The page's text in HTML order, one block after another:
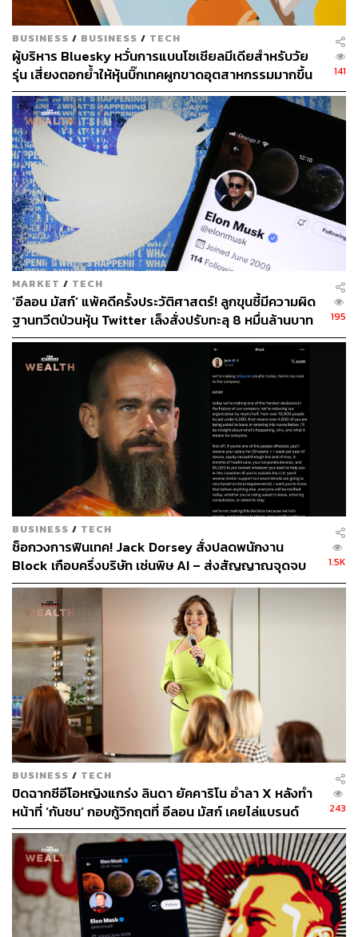
เมื่อเร็วๆ นี้ อาร์วินเดอร์ กุจรัล กรรมการผู้จัดการประจำ
ภูมิภาคเอเชียตะวันออกเฉียงใต้ ทวิตเตอร์ (Twitter) เคยให้
สัมภาษณ์กับ THE STANDARD WEALTH และรายการ THE
SECRET SAUCE (https://thestandard.co/podcast/thesecre
tsauce393/) ไว้ว่า Twitter Blue เป็นหนึ่งในความตั้งใจของ
แจ็ค ดอร์ซีย์ ผู้ก่อตั้ง Twitter ที่อยากจะ Diversify เพิ่มช่องทาง
รายได้ธุรกิจบริษัทให้หลากหลายและมั่นคงมากยิ่งขึ้น นอก
เหนือจากรายได้หลักที่เดิมทีมาจากโฆษณา ซึ่งในอนาคต
ข้างหน้าเราก็น่าจะได้เห็น Twitter ออกบริการใหม่ๆ มาเรียก
เงินจากเราเพิ่มขึ้นเป็นขบวนอีกแน่ๆ
พิสูจน์อักษร: พรนภัส ชำนาญค้า
อ้างอิง:
https://blog.twitter.com/en_us/topics/company/2021/i
ntroducing-twitter-blue.html
https://twitter.com/TwitterBlue/status/1400580811095
777286
สามารถติดตาม THE STANDARD WEALTH
ผ่านแอปพลิเคชันต่างๆ ที่คุณสะดวกหรือใช้งานอยู่แล้วได้เลย
Twitter Twitter Blue
ABOUT THE AUTHOR
ปณชัย อารีเพิ่มพร
นักการตลาดผู้ฝักใฝ่ในแวดวงนวัตกรรมและ
เทคโนโลยี แต่บางทีก็เผลอมีใจให้วัฒนธรรม
BUSINESS / BUSINESS / TECH
ผู้บริหาร Bluesky หวั่นการแบนโซเชียลมีเดียสำหรับวัย
รุ่น เสี่ยงตอกย้ำให้หุ้นบิ๊กเทคผูกขาดอุตสาหกรรมมากขึ้น
141
MARKET / TECH
‘อีลอน มัสก์’ แพ้คดีครั้งประวัติศาสตร์! ลูกขุนชี้มีความผิด
ฐานทวีตป่วนหุ้น Twitter เล็งสั่งปรับทะลุ 8 หมื่นล้านบาท
195
BUSINESS / TECH
ช็อกวงการฟินเทค! Jack Dorsey สั่งปลดพนักงาน
Block เกือบครึ่งบริษัท เซ่นพิษ AI – ส่งสัญญาณจุดจบ
ยุคแรงงาน White-Collar?
1.5K
BUSINESS / TECH
ปิดฉากซีอีโอหญิงแกร่ง ลินดา ยัคคาริโน อำลา X หลังทำ
หน้าที่ ‘กันชน’ กอบกู้วิกฤตที่ อีลอน มัสก์ เคยไล่แบรนด์
โฆษณา ‘ไสหัวไป’
243